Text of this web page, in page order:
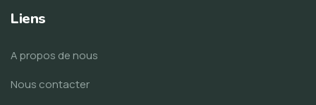
Liens
A propos de nous
Nous contacter